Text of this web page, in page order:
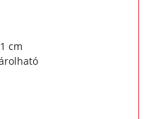
cm